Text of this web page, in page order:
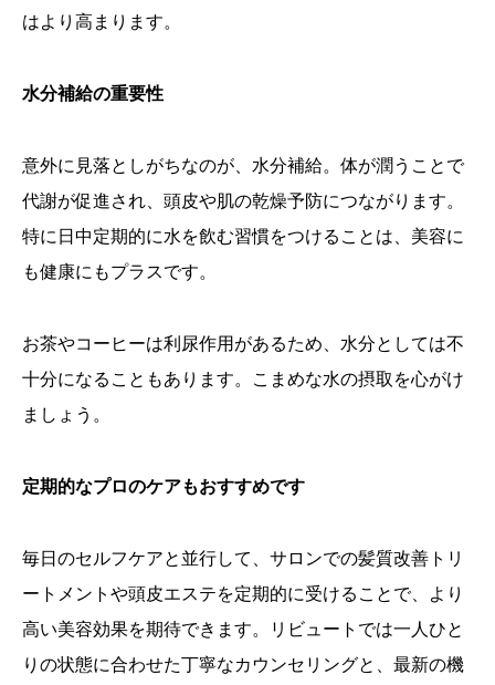
はより高まります。
水分補給の重要性
意外に見落としがちなのが、水分補給。体が潤うことで
代謝が促進され、頭皮や肌の乾燥予防につながります。
特に日中定期的に水を飲む習慣をつけることは、美容に
も健康にもプラスです。
お茶やコーヒーは利尿作用があるため、水分としては不
十分になることもあります。こまめな水の摂取を心がけ
ましょう。
定期的なプロのケアもおすすめです
毎日のセルフケアと並行して、サロンでの髪質改善トリ
ートメントや頭皮エステを定期的に受けることで、より
高い美容効果を期待できます。リビュートでは一人ひと
りの状態に合わせた丁寧なカウンセリングと、最新の機